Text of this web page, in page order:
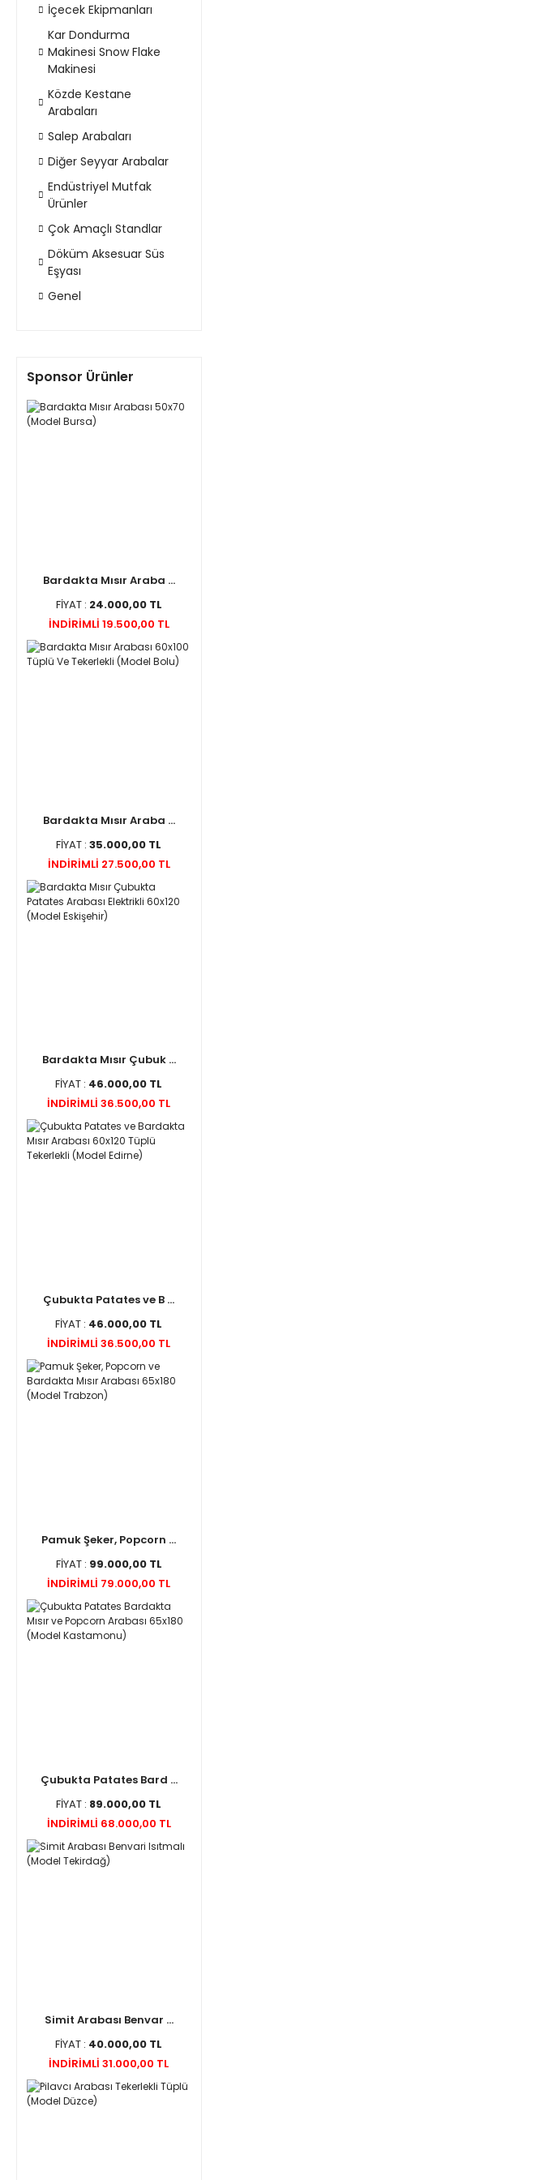
İçecek Ekipmanları
Kar Dondurma
Makinesi Snow Flake
Makinesi
Közde Kestane
Arabaları
Salep Arabaları
Diğer Seyyar Arabalar
Endüstriyel Mutfak
Ürünler
Çok Amaçlı Standlar
Döküm Aksesuar Süs
Eşyası
Genel
Sponsor Ürünler
Bardakta Mısır Araba ...
FİYAT : 24.000,00 TL
İNDİRİMLİ 19.500,00 TL
Bardakta Mısır Araba ...
FİYAT :35.000,00 TL
İNDİRİMLİ 27.500,00 TL
Bardakta Mısır Çubuk ...
FİYAT : 46.000,00 TL
İNDİRİMLİ 36.500,00 TL
Çubukta Patates ve B ...
FİYAT : 46.000,00 TL
İNDİRİMLİ 36.500,00 TL
Pamuk Şeker, Popcorn ...
FİYAT : 99.000,00 TL
İNDİRİMLİ 79.000,00 TL
Çubukta Patates Bard ...
FİYAT : 89.000,00 TL
İNDİRİMLİ 68.000,00 TL
Simit Arabası Benvar ...
FİYAT : 40.000,00 TL
İNDİRİMLİ 31.000,00 TL